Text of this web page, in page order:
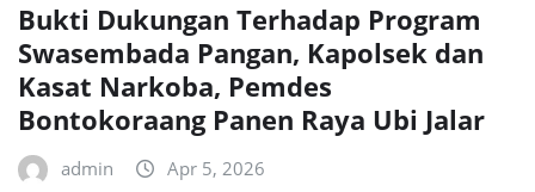
Bukti Dukungan Terhadap Program
Swasembada Pangan, Kapolsek dan
Kasat Narkoba, Pemdes
Bontokoraang Panen Raya Ubi Jalar
admin Apr 5, 2026